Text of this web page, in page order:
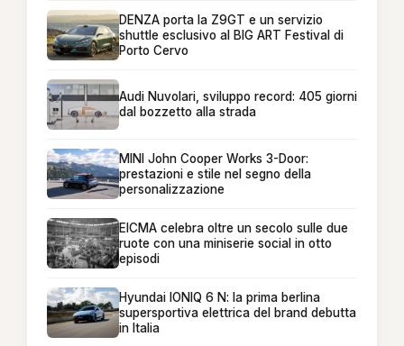
DENZA porta la Z9GT e un servizio
shuttle esclusivo al BIG ART Festival di
Porto Cervo
Audi Nuvolari, sviluppo record: 405 giorni
dal bozzetto alla strada
MINI John Cooper Works 3-Door:
prestazioni e stile nel segno della
personalizzazione
EICMA celebra oltre un secolo sulle due
ruote con una miniserie social in otto
episodi
Hyundai IONIQ 6 N: la prima berlina
supersportiva elettrica del brand debutta
in Italia